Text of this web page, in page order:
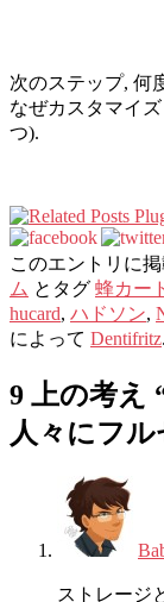
次のステップ, 何
なぜカスタマイ
つ).
このエントリに
ム とタグ 蜂カー
hucard, ハドソン,
によって Dentifritz
9 上の考え
人々にフ
ストレージ